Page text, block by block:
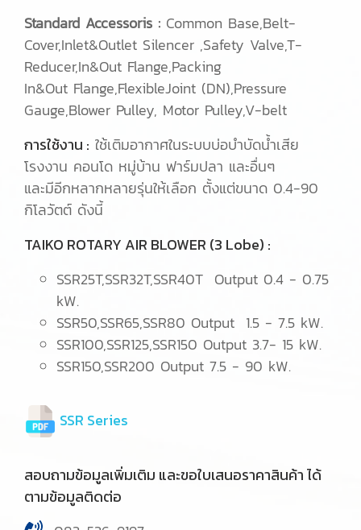
Standard Accessoris : Common Base,Belt-
Cover,Inlet&Outlet Silencer ,Safety Valve,T-
Reducer,In&Out Flange,Packing
In&Out Flange,FlexibleJoint (DN),Pressure
Gauge,Blower Pulley, Motor Pulley,V-belt
การใช้งาน : ใช้เติมอากาศในระบบบ่อบำบัดน้ำเสีย
โรงงาน คอนโด หมู่บ้าน ฟาร์มปลา และอื่นๆ
และมีอีกหลากหลายรุ่นให้เลือก ตั้งแต่ขนาด 0.4-90
กิโลวัตต์ ดังนี้
TAIKO ROTARY AIR BLOWER (3 Lobe) :
SSR25T,SSR32T,SSR40T Output 0.4 - 0.75
kW.
SSR50,SSR65,SSR80 Output 1.5 - 7.5 kW.
SSR100,SSR125,SSR150 Output 3.7- 15 kW.
SSR150,SSR200 Output 7.5 - 90 kW.
SSR Series
สอบถามข้อมูลเพิ่มเติม และขอใบเสนอราคาสินค้า ได้
ตามข้อมูลติดต่อ